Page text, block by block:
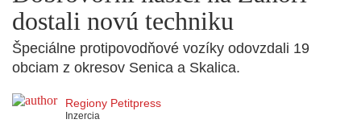
dostali novú techniku
Špeciálne protipovodňové vozíky odovzdali 19
obciam z okresov Senica a Skalica.
Regiony Petitpress
Inzercia